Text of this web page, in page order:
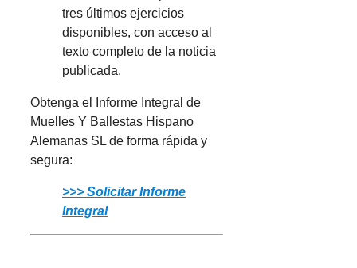
tres últimos ejercicios
disponibles, con acceso al
texto completo de la noticia
publicada.
Obtenga el Informe Integral de
Muelles Y Ballestas Hispano
Alemanas SL de forma rápida y
segura:
>>> Solicitar Informe
Integral